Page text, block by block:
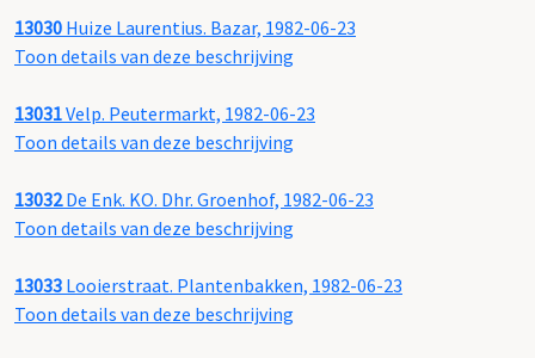
13030 Huize Laurentius. Bazar, 1982-06-23
Toon details van deze beschrijving
13031Velp. Peutermarkt, 1982-06-23
Toon details van deze beschrijving
13032De Enk. KO. Dhr. Groenhof, 1982-06-23
Toon details van deze beschrijving
13033 Looierstraat. Plantenbakken, 1982-06-23
Toon details van deze beschrijving